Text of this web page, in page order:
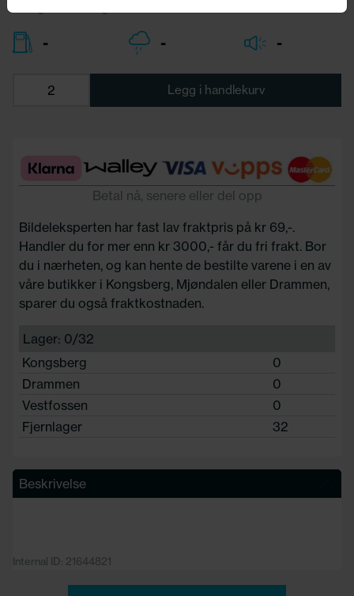
- - -
Legg i handlekurv
Betal nå, senere eller del opp
Bildeleksperten har fast lav fraktpris på kr 69,-.
Handler du for mer enn kr 3000,- får du fri frakt. Bor
du i nærheten, og kan hente de bestilte varene i en av
våre butikker i Kongsberg, Mjøndalen eller Drammen,
sparer du også fraktkostnaden.
Lager: 0/32
Kongsberg
0
Drammen
0
Vestfossen
0
Fjernlager
32
Beskrivelse
Internal ID: 21644821